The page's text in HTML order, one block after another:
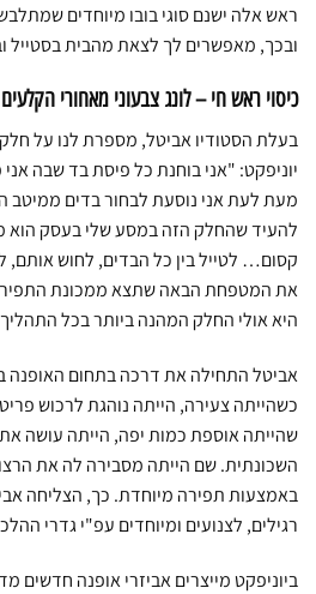
ראש אלה ישנם סוגי בובו מיוחדים
ובכך, מאפשרים לך לצאת מהבית בסטייל
כיסוי ראש חי – לונג צבעוני מאחורי הקלעים
בעלת הסטודיו אביטל, מספרת לנו על
יוניפקט: "אני בוחנת כל פיסת בד שבה
מעת לעת אני נוסעת לבחור בדים ממיטב
להעיד שהחלק הזה במסע שלי בעסק הוא
קסום… לטייל בין כל הבדים, לחוש אותם,
את המטפחת הבאה שתצא ממכונת
היא אולי החלק המהנה ביותר בכל
אביטל התחילה את דרכה בתחום האופנה
כשהייתה צעירה, הייתה נוהגת לרכוש
שהייתה אוספת כמות יפה, הייתה עושה
השכונתית. שם הייתה מסבירה לה את
באמצעות תפירה מיוחדת. כך, הצליחה
רגילים, לצנועים ומיוחדים עפ"י גדרי
ביוניפקט מייצרים אביזרי אופנה חדשים